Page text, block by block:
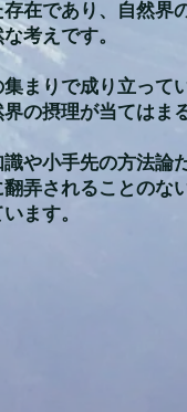
在であり、自然
考えです。
まりで成り立っ
の摂理が当てはま
や小手先の方法
弄されることのな
ます。